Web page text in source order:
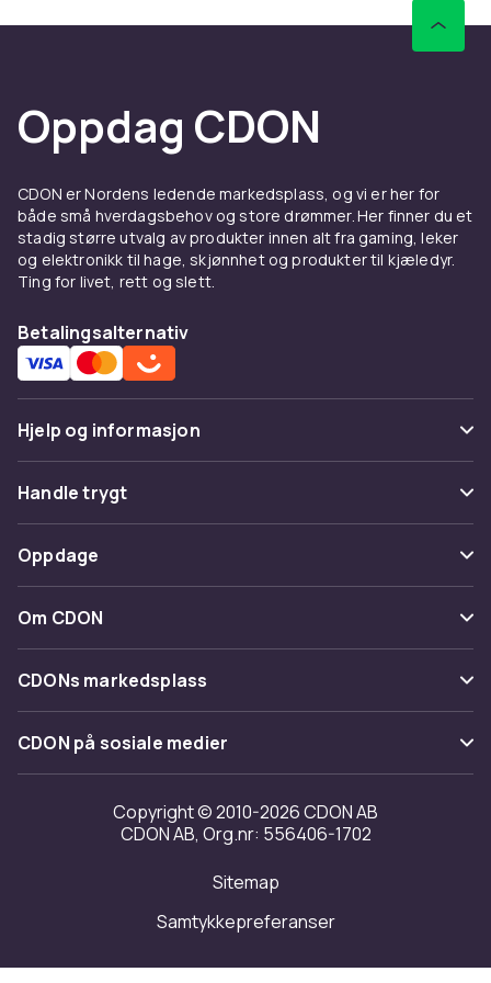
Dobbel glidelås
Størrelse (med håndtak): 27 x 33 x 6 cm
400
Artikkel nr.
968795fa-1df8-46cf-8c8c-b9b569e120bf
Produktsikkerhetsinformasjon
Oppdag CDON
CDON er Nordens ledende markedsplass, og vi er her for
både små hverdagsbehov og store drømmer. Her finner du et
stadig større utvalg av produkter innen alt fra gaming, leker
og elektronikk til hage, skjønnhet og produkter til kjæledyr.
Ting for livet, rett og slett.
Betalingsalternativ
Hjelp og informasjon
Vanlige spørsmål
Spor pakke
Angre & returner her
Kontakt oss
Handle trygt
Betaling
Levering
Tilbakekallinger
Oppdage
Kategorier
Varemerker
Om CDON
Om oss
Kundeanmeldelser
Jobbe på CDON
Investor relations
Tilgjengelighet
CDONs markedsplass
Merchant Help Center
CDON på sosiale medier
Copyright © 2010-2026 CDON AB
CDON AB, Org.nr: 556406-1702
Sitemap
Samtykkepreferanser